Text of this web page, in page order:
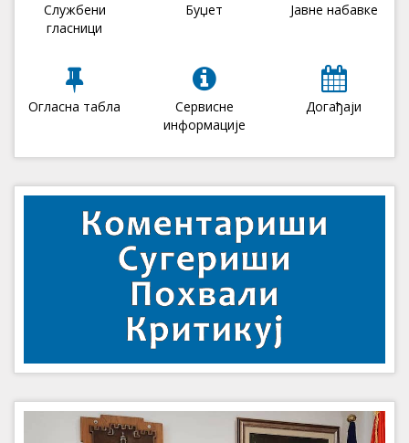
Службени
гласници
Буџет Јавне набавке
Огласна табла
Сервисне
информације
Догађаји